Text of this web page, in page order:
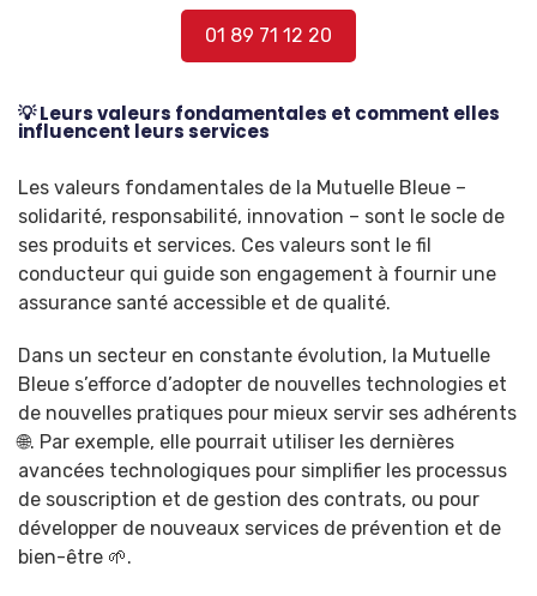
01 89 71 12 20
💡 Leurs valeurs fondamentales et comment elles
influencent leurs services
Les valeurs fondamentales de la Mutuelle Bleue –
solidarité, responsabilité, innovation – sont le socle de
ses produits et services. Ces valeurs sont le fil
conducteur qui guide son engagement à fournir une
assurance santé accessible et de qualité.
Dans un secteur en constante évolution, la Mutuelle
Bleue s’efforce d’adopter de nouvelles technologies et
de nouvelles pratiques pour mieux servir ses adhérents
🌐. Par exemple, elle pourrait utiliser les dernières
avancées technologiques pour simplifier les processus
de souscription et de gestion des contrats, ou pour
développer de nouveaux services de prévention et de
bien-être 🌱.